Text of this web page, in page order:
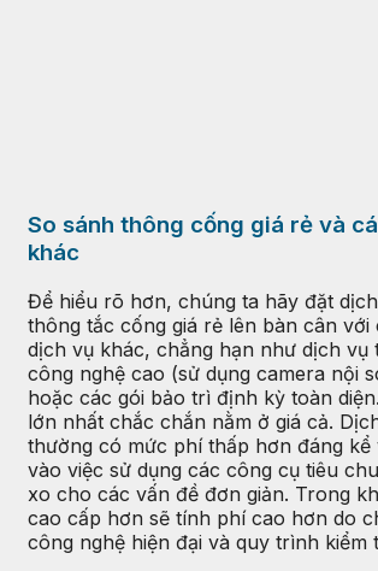
So sánh thông cống giá rẻ và
khác
Để hiểu rõ hơn, chúng ta hãy đặt
thông tắc cống giá rẻ lên bàn cân với
dịch vụ khác, chẳng hạn như dịch vụ
công nghệ cao (sử dụng camera nội
hoặc các gói bảo trì định kỳ toàn
lớn nhất chắc chắn nằm ở giá cả.
thường có mức phí thấp hơn đáng
vào việc sử dụng các công cụ tiêu
xo cho các vấn đề đơn giản. Trong
cao cấp hơn sẽ tính phí cao hơn do
công nghệ hiện đại và quy trình kiểm